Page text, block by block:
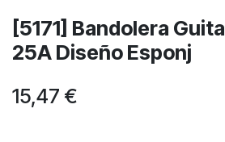
[5171] Bandolera
25A Diseño Esponj
15,47 €